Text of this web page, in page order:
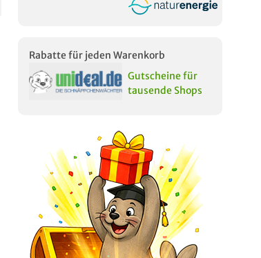
Rabatte für jeden Warenkorb
Gutscheine für
tausende Shops